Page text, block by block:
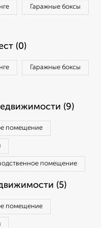
Гаражные боксы
(0)
Гаражные боксы
(9)
помещение
помещение
(5)
помещение